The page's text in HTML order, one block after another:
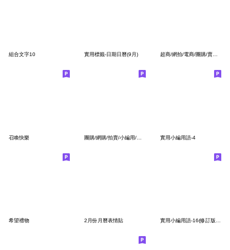
組合文字10 實用標籤-日期日曆(9月) 超商/網拍/電商/團購/賣家專用標籤
召喚快樂 實用小編用語-4
希望禮物 2月份月曆表情貼